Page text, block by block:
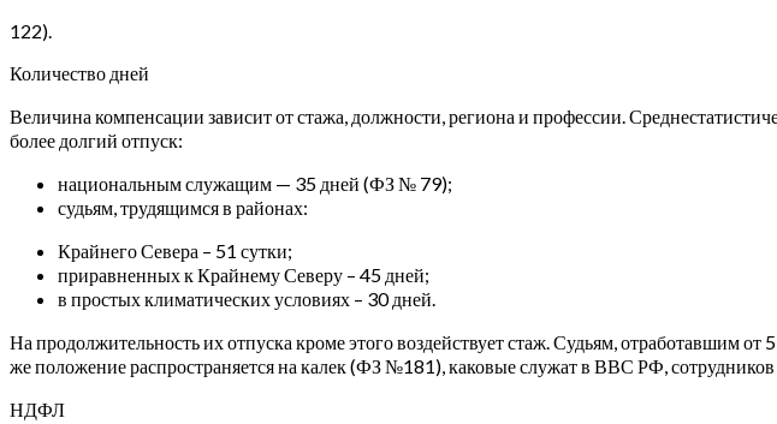
122).
Количество дней
Величина компенсации зависит от стажа, должности, региона и профессии.
более долгий отпуск:
национальным служащим — 35 дней (ФЗ № 79);
судьям, трудящимся в районах:
Крайнего Севера – 51 сутки;
приравненных к Крайнему Северу – 45 дней;
в простых климатических условиях – 30 дней.
На продолжительность их отпуска кроме этого воздействует стаж. Судьям, отработавшим
же положение распространяется на калек (ФЗ №181), каковые служат в ВВС РФ,
НДФЛ